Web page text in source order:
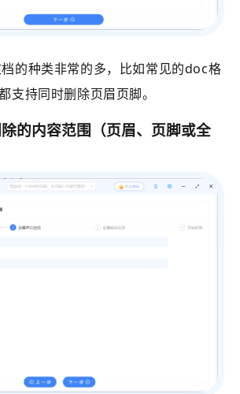
的种类非常的多，比如常见的doc格
支持同时删除页眉页脚。
的内容范围（页眉、页脚或全